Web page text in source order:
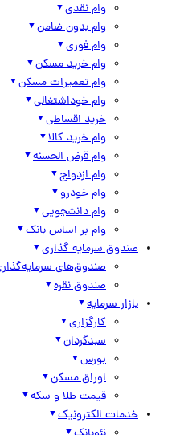
وام نقدی
وام بدون ضامن
وام فوری
وام خرید مسکن
وام تعمیرات مسکن
وام خوداشتغالی
خرید اقساطی
وام خرید کالا
وام قرض الحسنه
وام ازدواج
وام خودرو
وام دانشجویی
وام بر اساس بانک
صندوق سرمایه گذاری
صندوق‌های سرمایه‌گذاری
صندوق نقره
بازار سرمایه
کارگزاری
سبدگردان
بورس
اوراق مسکن
قیمت طلا و سکه
خدمات الکترونیک